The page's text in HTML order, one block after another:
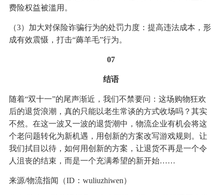
费险权益被滥用。
（3）加大对保险诈骗行为的处罚力度：提高违法成本，形
成有效震慑，打击“薅羊毛”行为。
07
结语
随着“双十一”的尾声渐近，我们不禁要问：这场购物狂欢
后的退货浪潮，真的只能以老生常谈的方式收场吗？其实
不然。在这一波又一波的退货潮中，物流企业有机会将这
个老问题转化为新机遇，用创新的方案改写游戏规则。让
我们拭目以待，如何用创新的方案，让退货不再是一个令
人沮丧的结束，而是一个充满希望的新开始……
来源/物流指闻（ID：wuliuzhiwen）